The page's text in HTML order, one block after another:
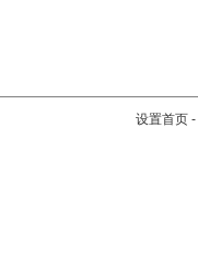
设置首页 -